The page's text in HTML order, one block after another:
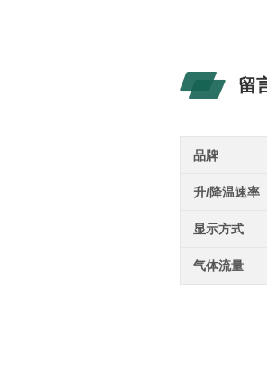
留
品牌
升/降温速率
显示方式
气体流量